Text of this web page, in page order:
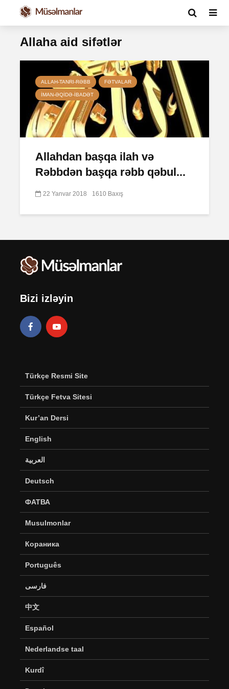
Allaha aid sifətlər
ALLAH-TANRI-RƏBB FƏTVALAR
İMAN-ƏQIDƏ-IBADƏT
Allahdan başqa ilah və
Rəbbdən başqa rəbb qəbul...
22 Yanvar 2018 1610 Baxış
Bizi izləyin
Türkçe Resmi Site
Türkçe Fetva Sitesi
Kur’an Dersi
English
العربية
Deutsch
ФАТВА
Musulmonlar
Кораника
Português
فارسی
中文
Español
Nederlandse taal
Kurdî